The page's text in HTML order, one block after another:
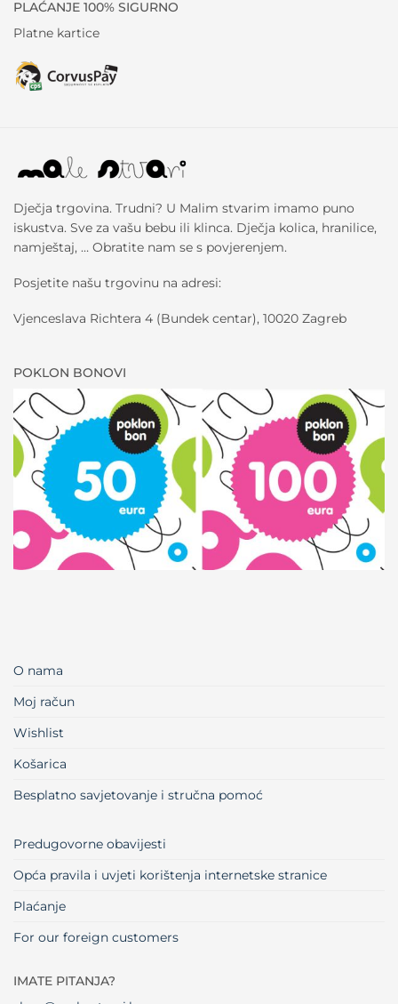
PLAĆANJE 100% SIGURNO
Platne kartice
Dječja trgovina. Trudni? U Malim stvarim imamo puno
iskustva. Sve za vašu bebu ili klinca. Dječja kolica, hranilice,
namještaj, … Obratite nam se s povjerenjem.
Posjetite našu trgovinu na adresi:
Vjenceslava Richtera 4 (Bundek centar), 10020 Zagreb
POKLON BONOVI
O nama
Moj račun
Wishlist
Košarica
Besplatno savjetovanje i stručna pomoć
Predugovorne obavijesti
Opća pravila i uvjeti korištenja internetske stranice
Plaćanje
For our foreign customers
IMATE PITANJA?